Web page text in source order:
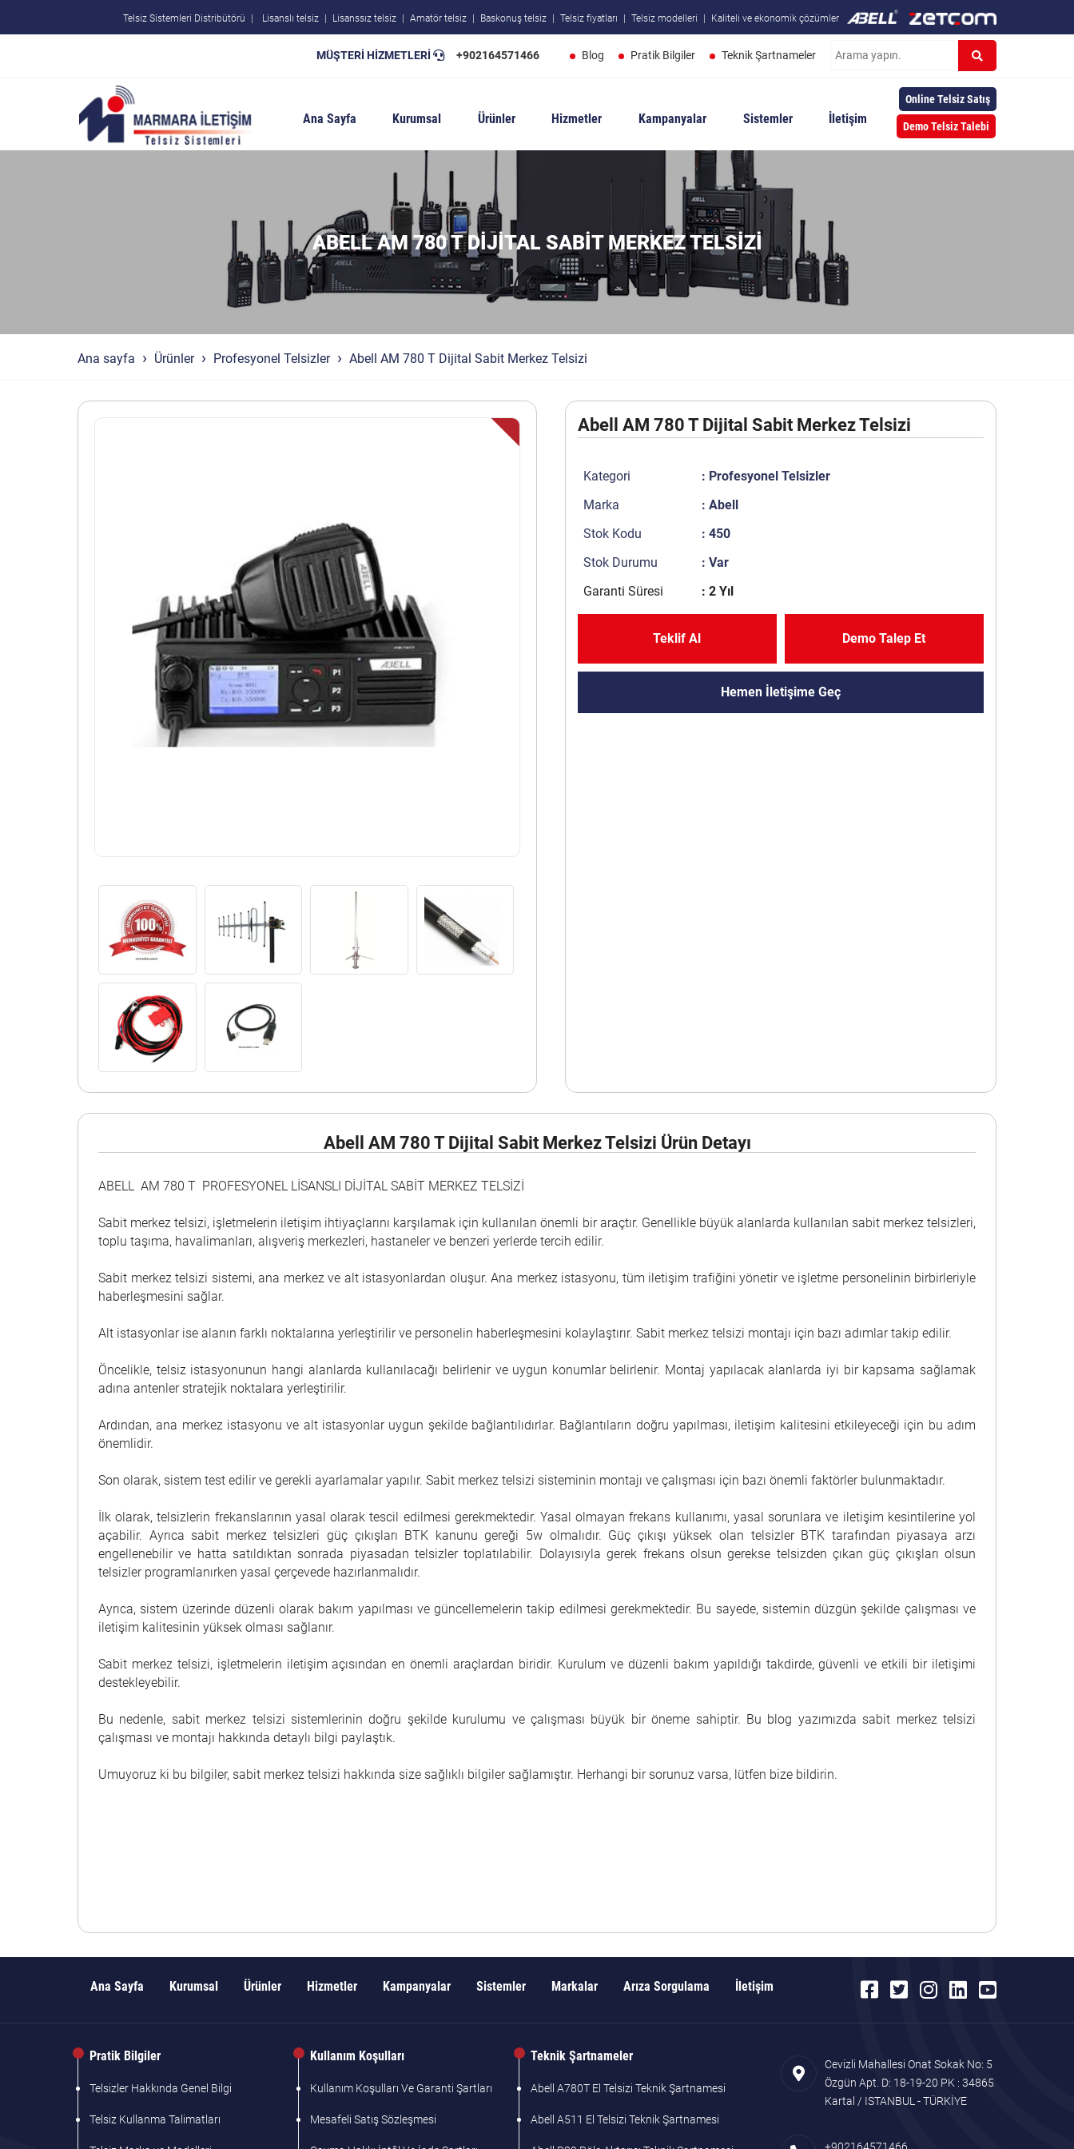
Telsiz Sistemleri Distribütörü Lisanslı telsiz Lisanssız telsiz Amatör telsiz Baskonuş telsiz Telsiz fiyatları Telsiz modelleri Kaliteli ve ekonomik çözümler
MÜŞTERİ HİZMETLERİ +902164571466 Blog Pratik Bilgiler Teknik Şartnameler
Ana Sayfa Kurumsal Ürünler Hizmetler Kampanyalar Sistemler İletişim Demo Telsiz Talebi
Online Telsiz Satış
ABELL AM 780 T DIJITAL SABIT MERKEZ TELSIZI
Ana sayfa Ürünler Profesyonel Telsizler Abell AM 780 T Dijital Sabit Merkez Telsizi
Abell AM 780 T Dijital Sabit Merkez Telsizi
Kategori : Profesyonel Telsizler
Marka
: Abell
Stok Kodu
: 450
Stok Durumu
: Var
Garanti Süresi
: 2 Yıl
Teklif Al Demo Talep Et
Hemen İletişime Geç
Abell AM 780 T Dijital Sabit Merkez Telsizi Ürün Detayı
ABELL AM 780 T PROFESYONEL LİSANSLI DİJİTAL SABİT MERKEZ TELSİZİ
Sabit merkez telsizi, işletmelerin iletişim ihtiyaçlarını karşılamak için kullanılan önemli bir araçtır. Genellikle büyük alanlarda kullanılan sabit merkez telsizleri,
toplu taşıma, havalimanları, alışveriş merkezleri, hastaneler ve benzeri yerlerde tercih edilir.
Sabit merkez telsizi sistemi, ana merkez ve alt istasyonlardan oluşur. Ana merkez istasyonu, tüm iletişim trafiğini yönetir ve işletme personelinin birbirleriyle
haberleşmesini sağlar.
Alt istasyonlar ise alanın farklı noktalarına yerleştirilir ve personelin haberleşmesini kolaylaştırır. Sabit merkez telsizi montajı için bazı adımlar takip edilir.
Öncelikle, telsiz istasyonunun hangi alanlarda kullanılacağı belirlenir ve uygun konumlar belirlenir. Montaj yapılacak alanlarda iyi bir kapsama sağlamak
adına antenler stratejik noktalara yerleştirilir.
Ardından, ana merkez istasyonu ve alt istasyonlar uygun şekilde bağlantılıdırlar. Bağlantıların doğru yapılması, iletişim kalitesini etkileyeceği için bu adım
önemlidir.
Son olarak, sistem test edilir ve gerekli ayarlamalar yapılır. Sabit merkez telsizi sisteminin montajı ve çalışması için bazı önemli faktörler bulunmaktadır.
İlk olarak, telsizlerin frekanslarının yasal olarak tescil edilmesi gerekmektedir. Yasal olmayan frekans kullanımı, yasal sorunlara ve iletişim kesintilerine yol
açabilir. Ayrıca sabit merkez telsizleri güç çıkışları BTK kanunu gereği 5w olmalıdır. Güç çıkışı yüksek olan telsizler BTK tarafından piyasaya arzı
engellenebilir ve hatta satıldıktan sonrada piyasadan telsizler toplatılabilir. Dolayısıyla gerek frekans olsun gerekse telsizden çıkan güç çıkışları olsun
telsizler programlanırken yasal çerçevede hazırlanmalıdır.
Ayrıca, sistem üzerinde düzenli olarak bakım yapılması ve güncellemelerin takip edilmesi gerekmektedir. Bu sayede, sistemin düzgün şekilde çalışması ve
iletişim kalitesinin yüksek olması sağlanır.
Sabit merkez telsizi, işletmelerin iletişim açısından en önemli araçlardan biridir. Kurulum ve düzenli bakım yapıldığı takdirde, güvenli ve etkili bir iletişimi
destekleyebilir.
Bu nedenle, sabit merkez telsizi sistemlerinin doğru şekilde kurulumu ve çalışması büyük bir öneme sahiptir. Bu blog yazımızda sabit merkez telsizi
çalışması ve montajı hakkında detaylı bilgi paylaştık.
Umuyoruz ki bu bilgiler, sabit merkez telsizi hakkında size sağlıklı bilgiler sağlamıştır. Herhangi bir sorunuz varsa, lütfen bize bildirin.
Ana Sayfa Kurumsal Ürünler Hizmetler Kampanyalar Sistemler Markalar Arıza Sorgulama İletişim
Pratik Bilgiler
Telsizler Hakkında Genel Bilgi
Telsiz Kullanma Talimatları
Kullanım Koşulları
Kullanım Koşulları Ve Garanti Şartları
Mesafeli Satış Sözleşmesi
Teknik Şartnameler
Abell A780T El Telsizi Teknik Şartnamesi
Abell A511 El Telsizi Teknik Şartnamesi
Cevizli Mahallesi Onat Sokak No: 5
Özgün Apt. D: 18-19-20 PK : 34865
Kartal / ISTANBUL - TÜRKİYE